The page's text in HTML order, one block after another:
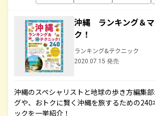
沖縄 ランキング＆マ
ク！
ランキング&テクニック
2020.07.15 発売
沖縄のスペシャリストと地球の歩き方編集
グや、おトクに賢く沖縄を旅するための
ックを一挙紹介！